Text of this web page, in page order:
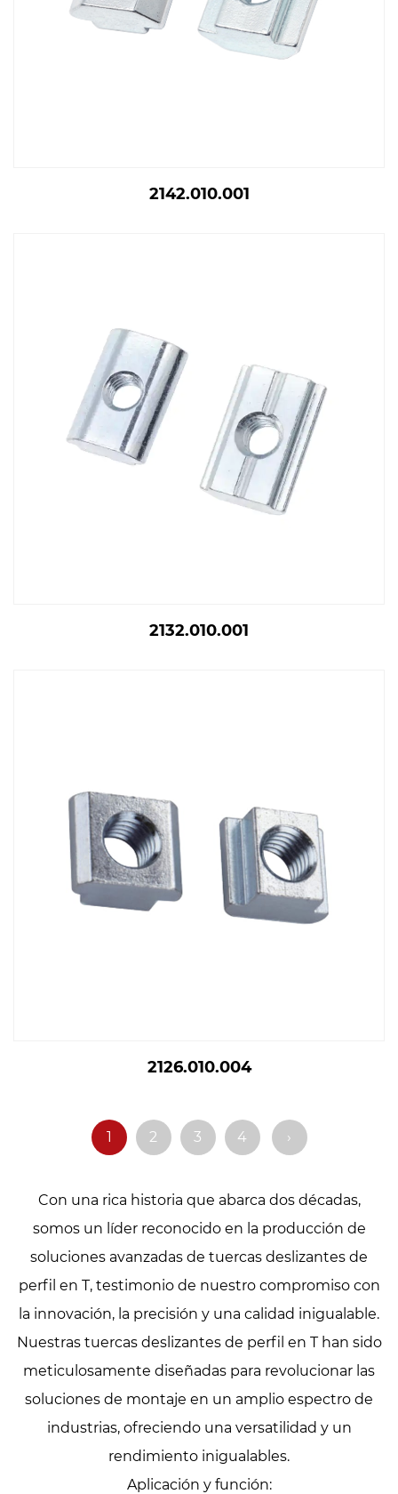
2142.010.001
2132.010.001
2126.010.004
1 2 3 4 ›
Con una rica historia que abarca dos décadas,
somos un líder reconocido en la producción de
soluciones avanzadas de tuercas deslizantes de
perfil en T, testimonio de nuestro compromiso con
la innovación, la precisión y una calidad inigualable.
Nuestras tuercas deslizantes de perfil en T han sido
meticulosamente diseñadas para revolucionar las
soluciones de montaje en un amplio espectro de
industrias, ofreciendo una versatilidad y un
rendimiento inigualables.
Aplicación y función: